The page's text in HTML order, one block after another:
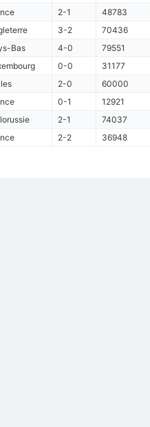
2-1 48783
3-2 70436
Bas 4-0 79551
0-0 31177
2-0 60000
0-1 12921
2-1 74037
2-2 36948